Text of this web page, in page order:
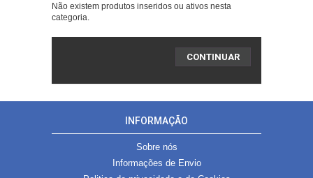
Não existem produtos inseridos ou ativos nesta
categoria.
CONTINUAR
INFORMAÇÃO
Sobre nós
Informações de Envio